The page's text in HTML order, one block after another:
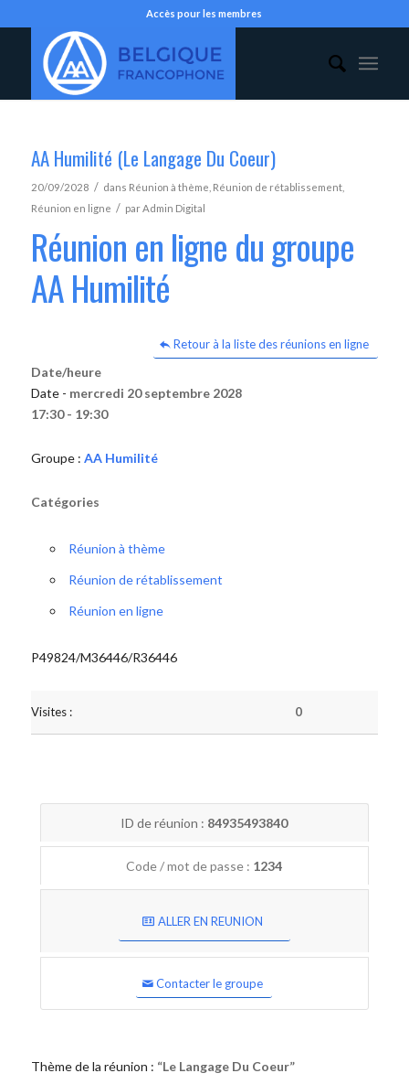
Accès pour les membres
AA Humilité (Le Langage Du Coeur)
20/09/2028 / dans Réunion à thème Réunion de rétablissement,
Réunion en ligne / parAdmin Digital
Réunion en ligne du groupe
AA Humilité
Retour à la liste des réunions en ligne
Date/heure
Date - mercredi 20 septembre 2028
17:30 - 19:30
Groupe : AA Humilité
Catégories
Réunion à thème
Réunion de rétablissement
Réunion en ligne
P49824/M36446/R36446
Visites : 0
ID de réunion : 84935493840
Code / mot de passe : 1234
ALLER EN REUNION
Contacter le groupe
Thème de la réunion : “Le Langage Du Coeur”